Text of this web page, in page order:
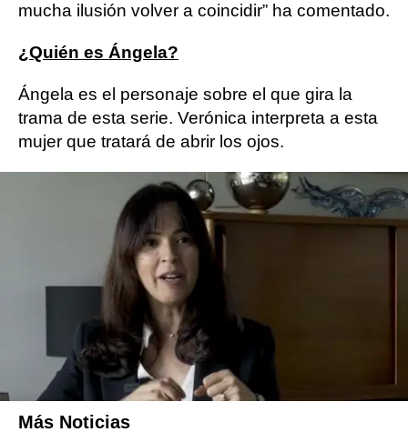
mucha ilusión volver a coincidir” ha comentado.
¿Quién es Ángela?
Ángela es el personaje sobre el que gira la
trama de esta serie. Verónica interpreta a esta
mujer que tratará de abrir los ojos.
Así es Ángela
Ángela parece tener una vida ideal ante los
demás: cuenta con dos hijas adorables, un
marido encantador y una casa espectacular.
No obstante, esta fachada es falsa y
mantenerla se vuelve cada vez más
complicado.
Más Noticias